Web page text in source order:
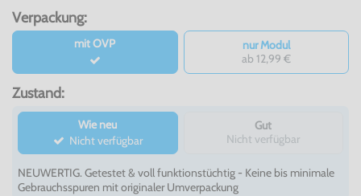
Verpackung:
mit OVP
nur Modul
ab 12,99 €
Zustand:
Wie neu
Nicht verfügbar
Gut
Nicht verfügbar
NEUWERTIG. Getestet & voll funktionstüchtig - Keine bis minimale
Gebrauchsspuren mit originaler Umverpackung